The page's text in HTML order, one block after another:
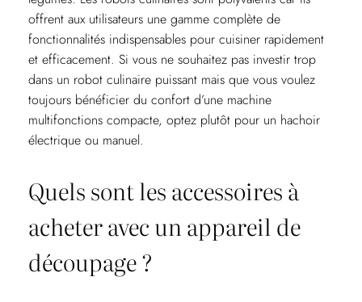
offrent aux utilisateurs une gamme complète de
fonctionnalités indispensables pour cuisiner rapidement
et efficacement. Si vous ne souhaitez pas investir trop
dans un robot culinaire puissant mais que vous voulez
toujours bénéficier du confort d’une machine
multifonctions compacte, optez plutôt pour un hachoir
électrique ou manuel.
Quels sont les accessoires à
acheter avec un appareil de
découpage ?